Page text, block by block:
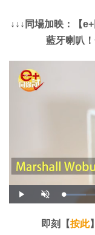
↓↓↓同場加映：【
藍牙喇叭
播
放
開
啟
載
入
:
1
即刻【按此